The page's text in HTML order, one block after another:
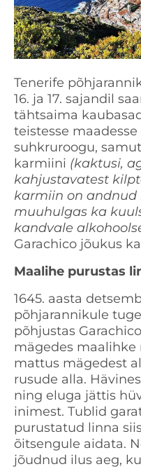
Tenerife
16. ja 17. sajandil
tähtsaima
teistesse
suhkruroogu,
karmiini (kaktusi,
kahjustavatest
karmiin on andnud
muuhulgas ka
kandvale
Garachico jõukus
Maalihe purustas
1645. aasta
põhjarannikule
põhjustas
mägedes maalihke
mattus mägedest
rusude alla.
ning eluga jättis
inimest. Tublid
purustatud linna
õitsengule aidata.
jõudnud ilus aeg,